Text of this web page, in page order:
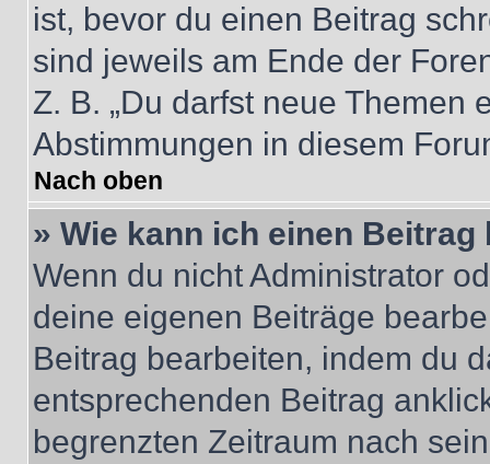
ist, bevor du einen Beitrag
sind jeweils am Ende der
Z. B. „Du darfst neue Themen
Abstimmungen in diesem
Nach oben
» Wie kann ich einen
Wenn du nicht Administrator
deine eigenen Beiträge
Beitrag bearbeiten, indem du
entsprechenden Beitrag
begrenzten Zeitraum nach